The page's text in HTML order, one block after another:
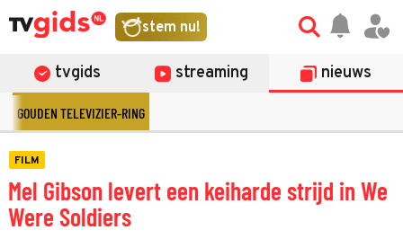
stem nu!
tvgids streaming nieuws
GOUDEN TELEVIZIER-RING
FILM
Mel Gibson levert een keiharde strijd in We
Were Soldiers